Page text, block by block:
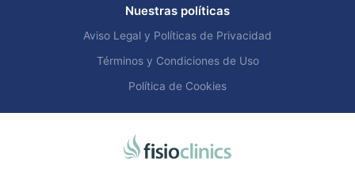
Nuestras políticas
Aviso Legal y Políticas de Privacidad
Términos y Condiciones de Uso
Política de Cookies